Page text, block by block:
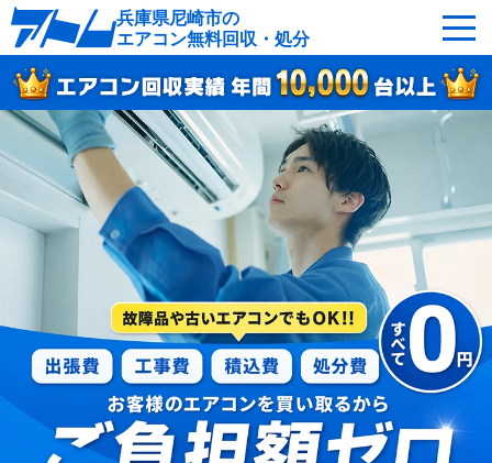
兵庫県尼崎市の
エアコン無料回収・処分
サービスの特徴 回収可能なエアコン
対応エリア 回収の流れ
よくあるご質問 運営会社
尼崎市へ無料出張
最短即日 お急ぎの方はこちら
0120-214-555